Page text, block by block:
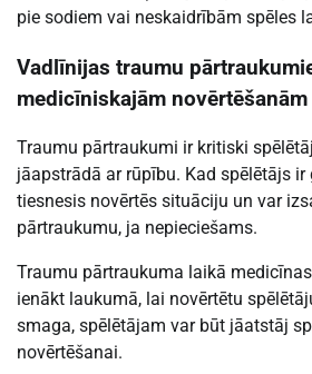
pie sodiem vai neskaidrībām spēles
Vadlīnijas traumu
medicīniskajām novērtēšanām
Traumu pārtraukumi ir kritiski
jāapstrādā ar rūpību. Kad spēlētājs ir
tiesnesis novērtēs situāciju un var
pārtraukumu, ja nepieciešams.
Traumu pārtraukuma laikā
ienākt laukumā, lai novērtētu
smaga, spēlētājam var būt jāatstāj
novērtēšanai.